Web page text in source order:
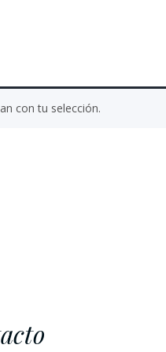
con tu selección.